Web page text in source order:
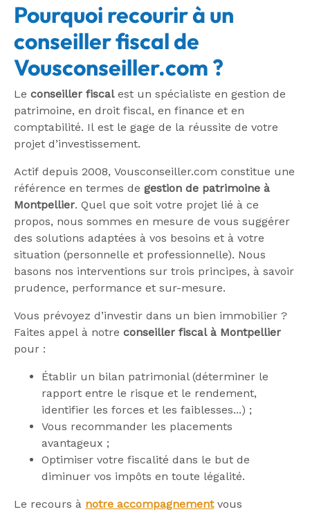
Pourquoi recourir à un
conseiller fiscal de
Vousconseiller.com ?
Le conseiller fiscalest un spécialiste en gestion de
patrimoine, en droit fiscal, en finance et en
comptabilité. Il est le gage de la réussite de votre
projet d’investissement.
Actif depuis 2008, Vousconseiller.com constitue une
référence en termes de gestion de patrimoine à
Montpellier. Quel que soit votre projet lié à ce
propos, nous sommes en mesure de vous suggérer
des solutions adaptées à vos besoins et à votre
situation (personnelle et professionnelle). Nous
basons nos interventions sur trois principes, à savoir
prudence, performance et sur-mesure.
Vous prévoyez d’investir dans un bien immobilier ?
Faites appel à notre conseiller fiscal à Montpellier
pour :
Établir un bilan patrimonial (déterminer le
rapport entre le risque et le rendement,
identifier les forces et les faiblesses...) ;
Vous recommander les placements
avantageux ;
Optimiser votre fiscalité dans le but de
diminuer vos impôts en toute légalité.
Le recours à notre accompagnementvous